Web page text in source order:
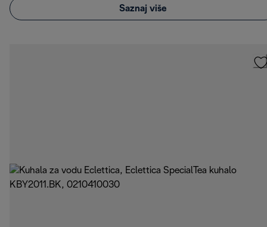
Saznaj više